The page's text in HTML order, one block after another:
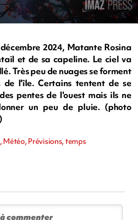
2024, Matante Rosina
et de sa capeline. Le ciel va
Très peu de nuages se forment
de l'île. Certains tentent de se
pentes de l'ouest mais ils ne
un peu de pluie. (photo
Prévisions, temps